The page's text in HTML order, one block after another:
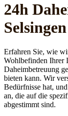
24h
Selsingen
Erfahren Sie, wie
Wohlbefinden Ihrer
Daheimbetreuung
bieten kann. Wir
Bedürfnisse hat,
an, die auf die
abgestimmt sind.